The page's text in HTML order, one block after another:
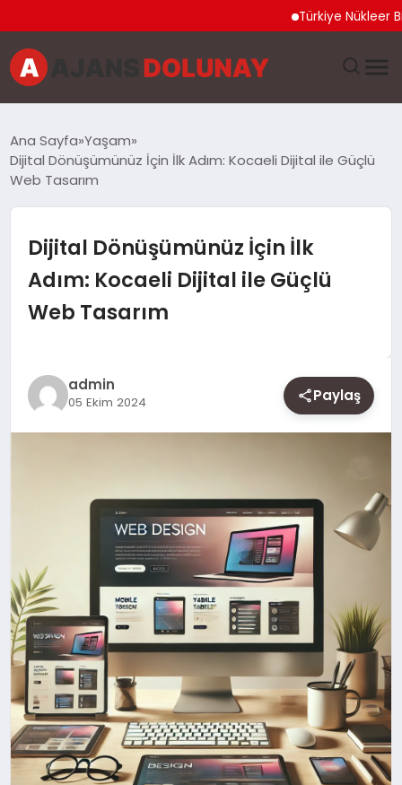
Türkiye Nükleer Bilim
EĞITIM
GENEL
GÜNCEL
SAĞLIK
Ana Sayfa Yaşam
Dijital Dönüşümünüz İçin İlk Adım: Kocaeli Dijital ile Güçlü
Web Tasarım
Dijital Dönüşümünüz İçin İlk
Adım: Kocaeli Dijital ile Güçlü
Web Tasarım
admin
05 Ekim 2024 Paylaş